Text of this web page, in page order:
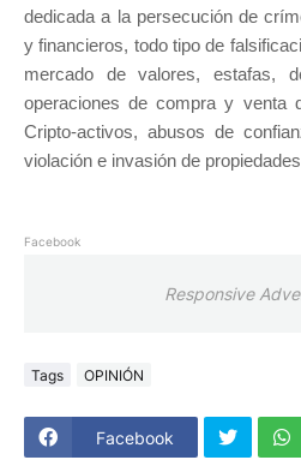
dedicada a la persecución de
y financieros, todo tipo de
mercado de valores, estafas,
operaciones de compra y venta
Cripto-activos, abusos de
violación e invasión de
Facebook
Responsive
Tags OPINIÓN
Facebook